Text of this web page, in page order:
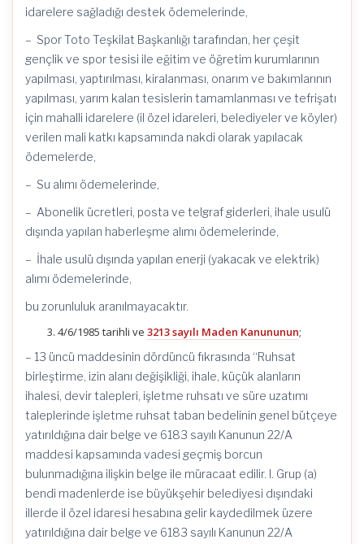
idarelere sağladığı destek ödemelerinde,
– Spor Toto Teşkilat Başkanlığı tarafından, her çeşit
gençlik ve spor tesisi ile eğitim ve öğretim kurumlarının
yapılması, yaptırılması, kiralanması, onarım ve bakımlarının
yapılması, yarım kalan tesislerin tamamlanması ve tefrişatı
için mahalli idarelere (il özel idareleri, belediyeler ve köyler)
verilen mali katkı kapsamında nakdi olarak yapılacak
ödemelerde,
– Su alımı ödemelerinde,
– Abonelik ücretleri, posta ve telgraf giderleri, ihale usulü
dışında yapılan haberleşme alımı ödemelerinde,
– İhale usulü dışında yapılan enerji (yakacak ve elektrik)
alımı ödemelerinde,
bu zorunluluk aranılmayacaktır.
4/6/1985 tarihli ve 3213 sayılı Maden Kanununun;
– 13 üncü maddesinin dördüncü fıkrasında “Ruhsat
birleştirme, izin alanı değişikliği, ihale, küçük alanların
ihalesi, devir talepleri, işletme ruhsatı ve süre uzatımı
taleplerinde işletme ruhsat taban bedelinin genel bütçeye
yatırıldığına dair belge ve 6183 sayılı Kanunun 22/A
maddesi kapsamında vadesi geçmiş borcun
bulunmadığına ilişkin belge ile müracaat edilir. I. Grup (a)
bendi madenlerde ise büyükşehir belediyesi dışındaki
illerde il özel idaresi hesabına gelir kaydedilmek üzere
yatırıldığına dair belge ve 6183 sayılı Kanunun 22/A